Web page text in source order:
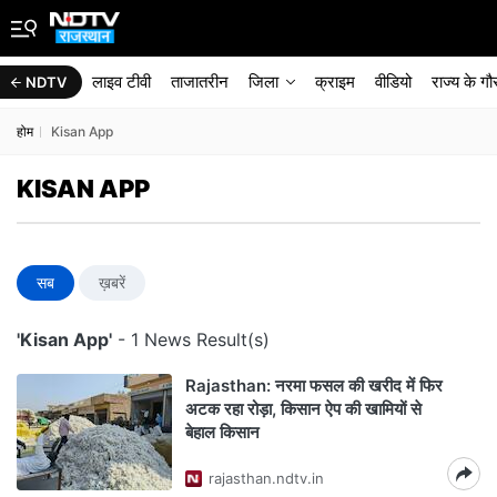
NDTV लाइव टीवी ताजातरीन जिला क्राइम वीडियो राज्‍य के
होम Kisan App
KISAN APP
सब ख़बरें
'Kisan App' - 1 News Result(s)
Rajasthan: नरमा फसल की खरीद में फिर
अटक रहा रोड़ा, किसान ऐप की खामियों से
बेहाल किसान
rajasthan.ndtv.in